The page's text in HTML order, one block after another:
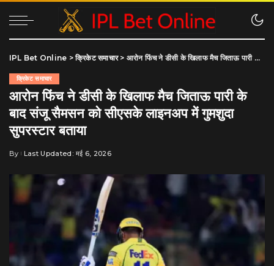
IPL Bet Online >क्रिकेट समाचार> आरोन फिंच ने डीसी के खिलाफ मैच जिताऊ पारी के बाद संजू सैमसन को सीएसके लाइनअप में गुमशुदा सुपरस्टार बताया
क्रिकेट समाचार
आरोन फिंच ने डीसी के खिलाफ मैच जिताऊ पारी के
बाद संजू सैमसन को सीएसके लाइनअप में गुमशुदा
सुपरस्टार बताया
Posted
By Last Updated: मई 6, 2026